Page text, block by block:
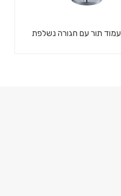
עמוד תור עם חגורה נשלפת